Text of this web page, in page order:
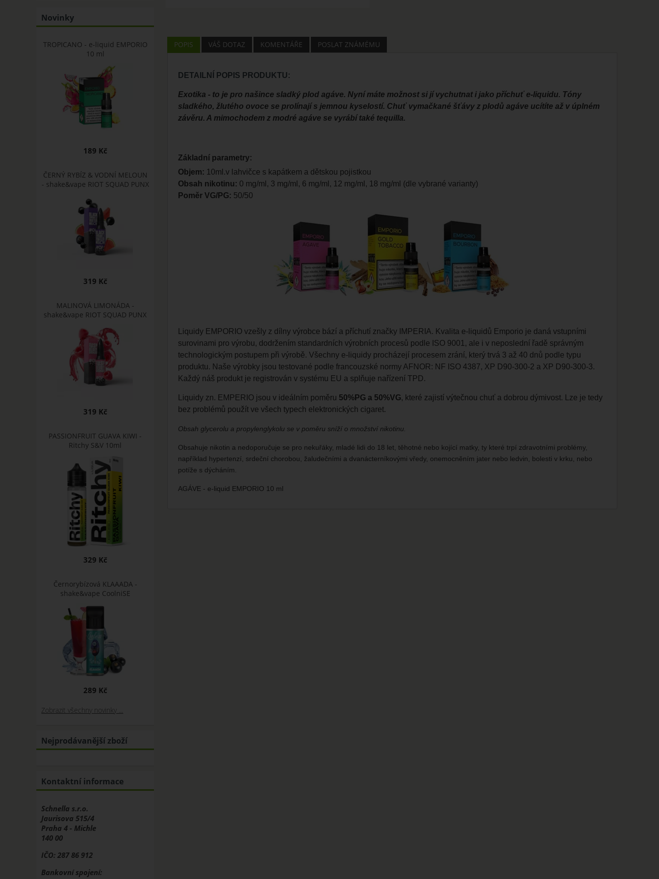
POPIS VÁŠ DOTAZ KOMENTÁŘE POSLAT ZNÁMÉMU
DETAILNÍ POPIS PRODUKTU:
Exotika - to je pro našince sladký plod agáve. Nyní máte možnost si jí vychutnat i jako příchuť e-liquidu. Tóny
sladkého, žlutého ovoce se prolínají s jemnou kyselostí. Chuť vymačkané šťávy z plodů agáve ucítíte až v úplném
závěru. A mimochodem z modré agáve se vyrábí také tequilla.
Základní parametry:
Objem: 10ml.v lahvičce s kapátkem a dětskou pojistkou
Obsah nikotinu: 0 mg/ml, 3 mg/ml, 6 mg/ml, 12 mg/ml, 18 mg/ml (dle vybrané varianty)
Poměr VG/PG: 50/50
Liquidy EMPORIO vzešly z dílny výrobce bází a příchutí značky IMPERIA. Kvalita e-liquidů Emporio je daná vstupními
surovinami pro výrobu, dodržením standardních výrobních procesů podle ISO 9001, ale i v neposlední řadě správným
technologickým postupem při výrobě. Všechny e-liquidy procházejí procesem zrání, který trvá 3 až 40 dnů podle typu
produktu. Naše výrobky jsou testované podle francouzské normy AFNOR: NF ISO 4387, XP D90-300-2 a XP D90-300-3.
Každý náš produkt je registrován v systému EU a splňuje nařízení TPD.
Liquidy zn. EMPERIO jsou v ideálním poměru 50%PG a 50%VG, které zajistí výtečnou chuť a dobrou dýmivost. Lze je tedy
bez problémů použít ve všech typech elektronických cigaret.
Obsah glycerolu a propylenglykolu se v poměru sníží o množství nikotinu.
Obsahuje nikotin a nedoporučuje se pro nekuřáky, mladé lidi do 18 let, těhotné nebo kojící matky, ty které trpí zdravotními problémy,
například hypertenzí, srdeční chorobou, žaludečními a dvanácterníkovými vředy, onemocněním jater nebo ledvin, bolesti v krku, nebo
potíže s dýcháním.
AGÁVE - e-liquid EMPORIO 10 ml
Novinky
TROPICANO - e-liquid EMPORIO
10 ml
189 Kč
ČERNÝ RYBÍZ & VODNÍ MELOUN
- shake&vape RIOT SQUAD PUNX
319 Kč
MALINOVÁ LIMONÁDA -
shake&vape RIOT SQUAD PUNX
319 Kč
PASSIONFRUIT GUAVA KIWI -
Ritchy S&V 10ml
329 Kč
Černorybízová KLAAADA -
shake&vape CoolniSE
289 Kč
Zobrazit všechny novinky ...
Nejprodávanější zboží
Kontaktní informace
Schnella s.r.o.
Jaurisova 515/4
Praha 4 - Michle
140 00
IČO: 287 86 912
Bankovní spojení: